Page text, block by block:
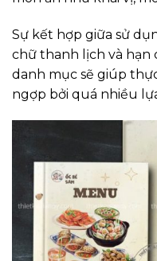
Sự kết hợp giữa sử
chữ thanh lịch và hạn
danh mục sẽ giúp
ngợp bởi quá nhiều